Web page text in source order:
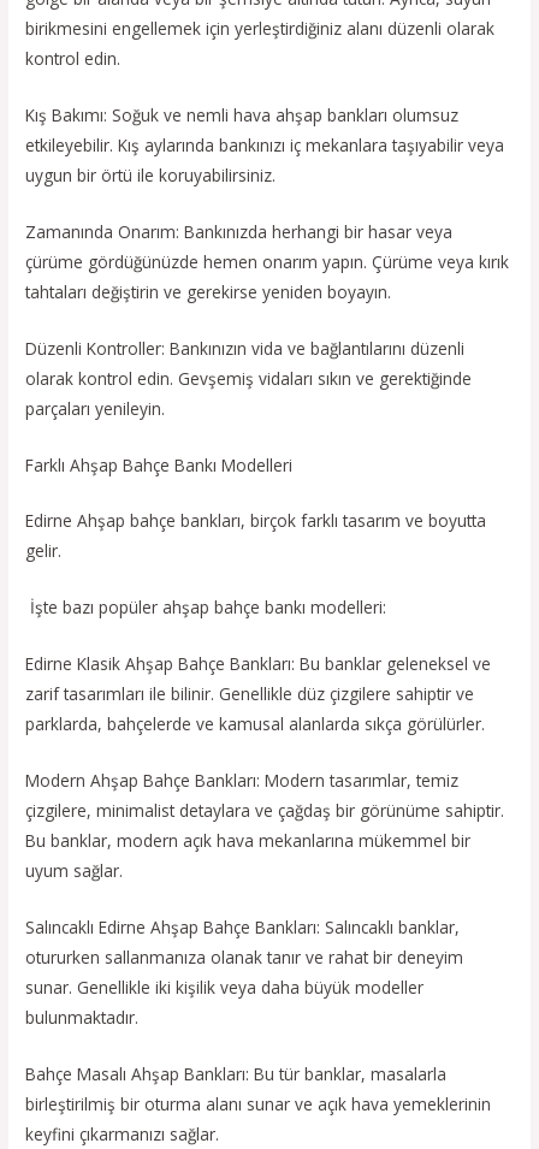
birikmesini engellemek için yerleştirdiğiniz alanı düzenli olarak
kontrol edin.
Kış Bakımı: Soğuk ve nemli hava ahşap bankları olumsuz
etkileyebilir. Kış aylarında bankınızı iç mekanlara taşıyabilir veya
uygun bir örtü ile koruyabilirsiniz.
Zamanında Onarım: Bankınızda herhangi bir hasar veya
çürüme gördüğünüzde hemen onarım yapın. Çürüme veya kırık
tahtaları değiştirin ve gerekirse yeniden boyayın.
Düzenli Kontroller: Bankınızın vida ve bağlantılarını düzenli
olarak kontrol edin. Gevşemiş vidaları sıkın ve gerektiğinde
parçaları yenileyin.
Farklı Ahşap Bahçe Bankı Modelleri
Edirne Ahşap bahçe bankları, birçok farklı tasarım ve boyutta
gelir.
İşte bazı popüler ahşap bahçe bankı modelleri:
Edirne Klasik Ahşap Bahçe Bankları: Bu banklar geleneksel ve
zarif tasarımları ile bilinir. Genellikle düz çizgilere sahiptir ve
parklarda, bahçelerde ve kamusal alanlarda sıkça görülürler.
Modern Ahşap Bahçe Bankları: Modern tasarımlar, temiz
çizgilere, minimalist detaylara ve çağdaş bir görünüme sahiptir.
Bu banklar, modern açık hava mekanlarına mükemmel bir
uyum sağlar.
Salıncaklı Edirne Ahşap Bahçe Bankları: Salıncaklı banklar,
otururken sallanmanıza olanak tanır ve rahat bir deneyim
sunar. Genellikle iki kişilik veya daha büyük modeller
bulunmaktadır.
Bahçe Masalı Ahşap Bankları: Bu tür banklar, masalarla
birleştirilmiş bir oturma alanı sunar ve açık hava yemeklerinin
keyfini çıkarmanızı sağlar.